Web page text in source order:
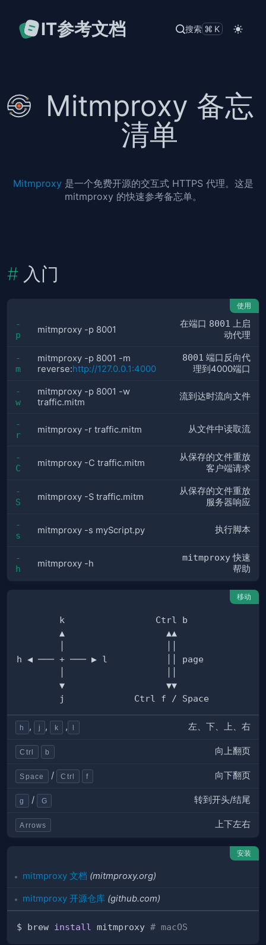
IT参考文档 搜索 ⌘K
Mitmproxy 备忘
清单
Mitmproxy 是一个免费开源的交互式 HTTPS 代理。这是
mitmproxy 的快速参考备忘单。
入门
使用
-
p
mitmproxy -p 8001
在端口 8001 上启
动代理
-
m
mitmproxy -p 8001 -m
reverse:http://127.0.0.1:4000
8001 端口反向代
理到4000端口
-
w
mitmproxy -p 8001 -w
traffic.mitm
流到达时流向文件
-
r
mitmproxy -r traffic.mitm 从文件中读取流
-
C
mitmproxy -C traffic.mitm
从保存的文件重放
客户端请求
-
S
mitmproxy -S traffic.mitm
从保存的文件重放
服务器响应
-
s
mitmproxy -s myScript.py 执行脚本
-
h
mitmproxy -h
mitmproxy快速
帮助
移动
h , j , k , l 左、下、上、右
Ctrl b 向上翻页
Space / Ctrl f 向下翻页
g / G 转到开头/结尾
Arrows 上下左右
安装
mitmproxy 文档 (mitmproxy.org)
mitmproxy 开源仓库 (github.com)
$ brew install mitmproxy # macOS